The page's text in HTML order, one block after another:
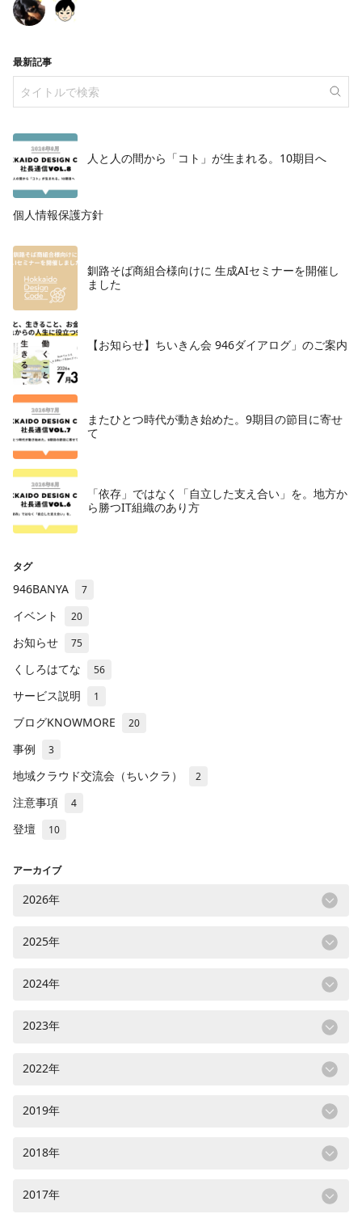
最新記事
人と人の間から「コト」が生まれる。10期目へ
個人情報保護方針
釧路そば商組合様向けに 生成AIセミナーを開催し
ました
【お知らせ】ちいきん会 946ダイアログ」のご案内
またひとつ時代が動き始めた。9期目の節目に寄せ
て
「依存」ではなく「自立した支え合い」を。地方か
ら勝つIT組織のあり方
タグ
946BANYA 7
イベント 20
お知らせ 75
くしろはてな 56
サービス説明 1
ブログKNOWMORE 20
事例 3
地域クラウド交流会（ちいクラ） 2
注意事項 4
登壇 10
アーカイブ
2026年
2025年
2024年
2023年
2022年
2019年
2018年
2017年